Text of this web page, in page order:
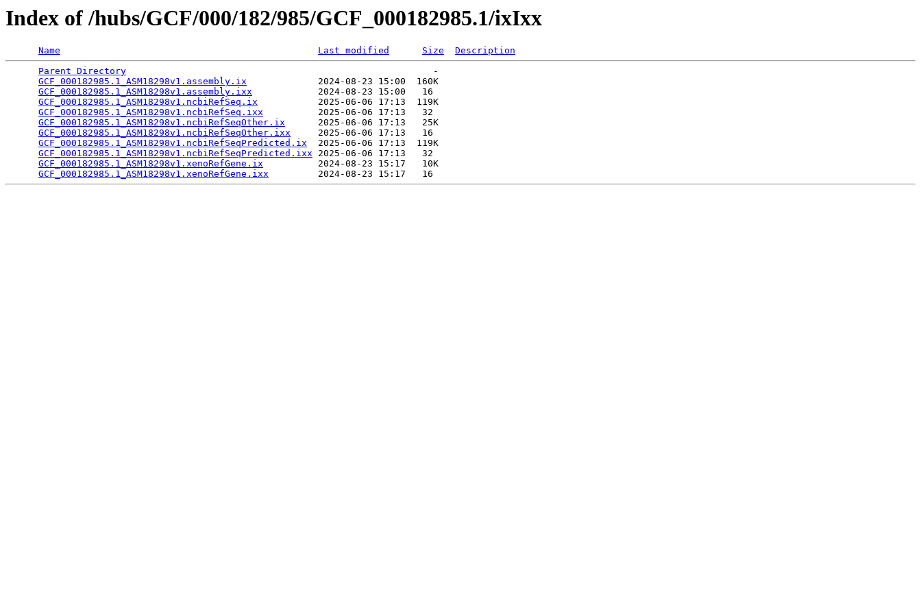
Index of /hubs/GCF/000/182/985/GCF_000182985.1/ixIxx
Name Last modified Size
Description
Parent Directory
                                                        -
GCF_000182985.1_ASM18298v1.assembly.ix
             2024-08-23 15:00  160K
GCF_000182985.1_ASM18298v1.assembly.ixx
            2024-08-23 15:00   16
GCF_000182985.1_ASM18298v1.ncbiRefSeq.ix
           2025-06-06 17:13  119K
GCF_000182985.1_ASM18298v1.ncbiRefSeq.ixx
          2025-06-06 17:13   32
GCF_000182985.1_ASM18298v1.ncbiRefSeqOther.ix
      2025-06-06 17:13   25K
GCF_000182985.1_ASM18298v1.ncbiRefSeqOther.ixx
     2025-06-06 17:13   16
GCF_000182985.1_ASM18298v1.ncbiRefSeqPredicted.ix
  2025-06-06 17:13  119K
GCF_000182985.1_ASM18298v1.ncbiRefSeqPredicted.ixx 2025-06-06 17:13   32
GCF_000182985.1_ASM18298v1.xenoRefGene.ix
          2024-08-23 15:17   10K
GCF_000182985.1_ASM18298v1.xenoRefGene.ixx